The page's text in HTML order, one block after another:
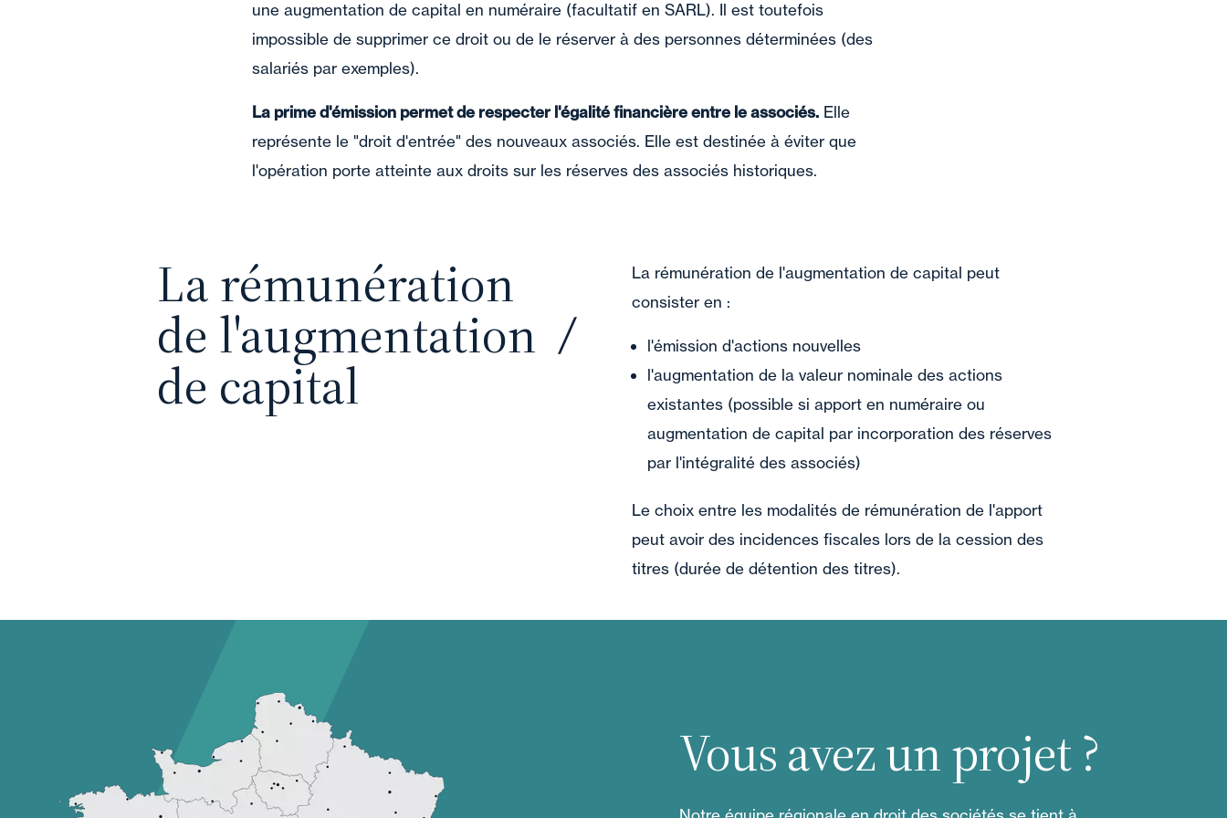
une augmentation de capital en numéraire (facultatif en SARL). Il est toutefois
impossible de supprimer ce droit ou de le réserver à des personnes déterminées (des
salariés par exemples).
La prime d'émission permet de respecter l'égalité financière entre le associés. Elle
représente le "droit d'entrée" des nouveaux associés. Elle est destinée à éviter que
l'opération porte atteinte aux droits sur les réserves des associés historiques.
La rémunération
de l'augmentation
de capital
La rémunération de l'augmentation de capital peut
consister en :
l'émission d'actions nouvelles
l'augmentation de la valeur nominale des actions
existantes (possible si apport en numéraire ou
augmentation de capital par incorporation des réserves
par l'intégralité des associés)
Le choix entre les modalités de rémunération de l'apport
peut avoir des incidences fiscales lors de la cession des
titres (durée de détention des titres).
Vous avez un projet ?